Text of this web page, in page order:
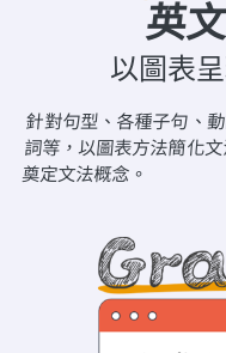
日語課程總表
英文會話
英文檢定
能力養成
開課查詢
全國分校
英文部落格
多益秒學堂
師資團隊
學習分享
英
以圖表
針對句型、各種子句、
詞等，以圖表方法簡化
奠定文法概念。